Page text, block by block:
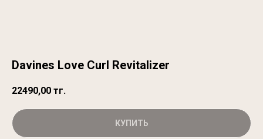
Davines Love Curl Revitalizer
22490,00 тг.
КУПИТЬ